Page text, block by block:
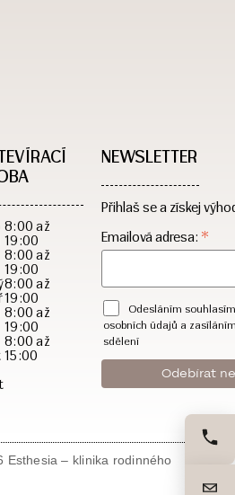
8:00 až
19:00
8:00 až
19:00
8:00 až
19:00
8:00 až
19:00
8:00 až
15:00
NEWSLETTER
Přihlaš se a získej
Emailová adresa: *
Odesláním
osobních údajů a
sdělení
Esthesia – klinika rodinného